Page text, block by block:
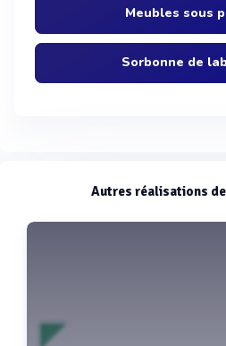
Meubles sous
Sorbonne de
Autres réalisations de